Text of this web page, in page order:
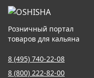
Розничный портал
товаров для кальяна
8 (495) 740-22-08
8 (800) 222-82-00